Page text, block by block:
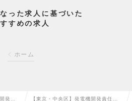
った求人に基づいた
すめの求人
ホーム
発エ 【東京・中央区】発電機開発責任者